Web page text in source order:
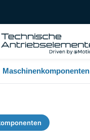
Maschinenkomponenten